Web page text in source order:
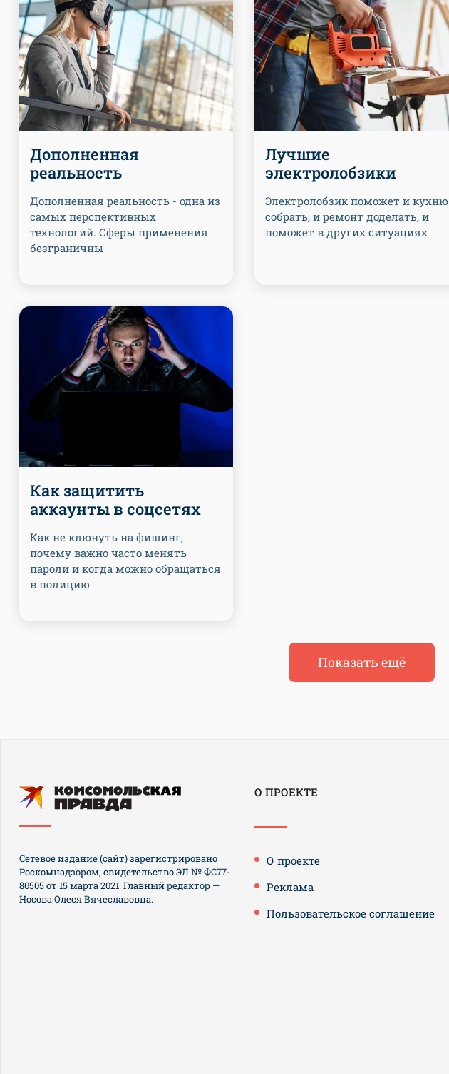
Дополненная
реальность
Дополненная реальность - одна из
самых перспективных
технологий. Сферы применения
безграничны
Лучшие
электролобзики
Электролобзик поможет и кухню
собрать, и ремонт доделать, и
поможет в других ситуациях
Как защитить
аккаунты в соцсетях
Как не клюнуть на фишинг,
почему важно часто менять
пароли и когда можно обращаться
в полицию
Показать ещё
О ПРОЕКТЕ
О проекте
Реклама
Пользовательское соглашение
Сетевое издание (сайт) зарегистрировано
Роскомнадзором, свидетельство ЭЛ № ФС77-
80505 от 15 марта 2021. Главный редактор —
Носова Олеся Вячеславовна.